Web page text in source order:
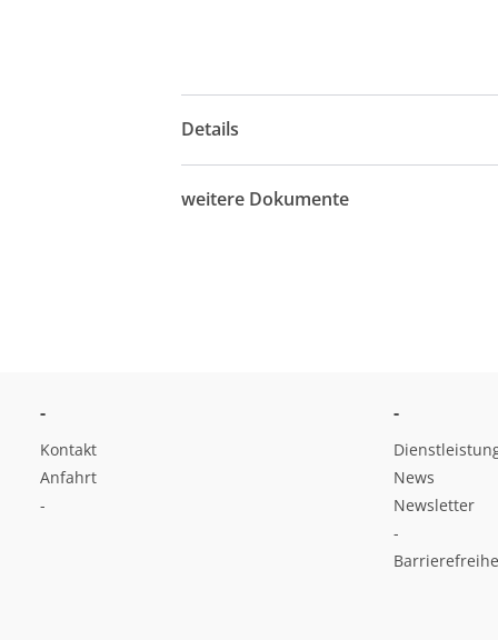
Details
weitere Dokumente
-
Kontakt
Anfahrt
-
-
News
Newsletter
-